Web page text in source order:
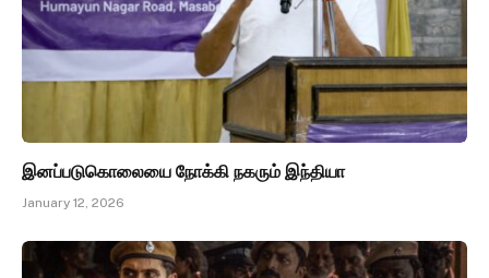
இனப்படுகொலையை நோக்கி நகரும் இந்தியா
January 12, 2026